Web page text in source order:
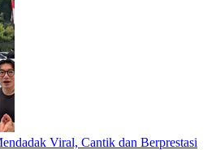
Viral, Cantik dan Berprestasi